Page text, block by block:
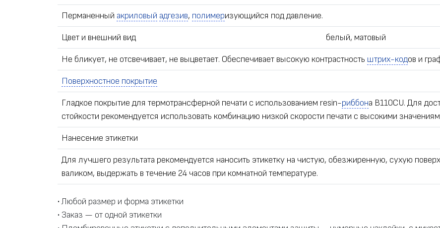
Перманенный акриловый адгезив, полимеризующийся под давление.
Цвет и внешний вид белый, матовый
Не бликует, не отсвечивает, не выцветает. Обеспечивает высокую контрастность штрих-кодов и
Поверхностное покрытие
Гладкое покрытие для термотрансферной печати с использованием resin-риббона B110CU. Для
стойкости рекомендуется использовать комбинацию низкой скорости печати с высокими
Нанесение этикетки
Для лучшего результата рекомендуется наносить этикетку на чистую, обезжиренную, сухую
валиком, выдержать в течение 24 часов при комнатной температуре.
• Любой размер и форма этикетки
• Заказ — от одной этикетки